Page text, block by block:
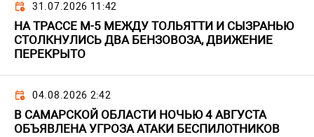
31.07.2026 11:42
НА ТРАССЕ М-5 МЕЖДУ ТОЛЬЯТТИ И СЫЗРАНЬЮ
СТОЛКНУЛИСЬ ДВА БЕНЗОВОЗА, ДВИЖЕНИЕ
ПЕРЕКРЫТО
04.08.2026 2:42
В САМАРСКОЙ ОБЛАСТИ НОЧЬЮ 4 АВГУСТА
ОБЪЯВЛЕНА УГРОЗА АТАКИ БЕСПИЛОТНИКОВ